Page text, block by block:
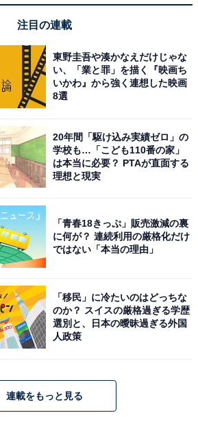
に2.5分を4回」など、短時間で回数
しています。
ムを正しく使う
られている24時間換気システム。
に1度、家の空気が入れ替わるよう
節約のためにとオフにしてしまう
すめ、とのことです。
できる新型エアコン「エオリア LX
乾燥や冷えを抑えた「しっとり冷
と電気代が……！ エアコンの“暖
5つのポイント
注目の連載
東野圭吾や湊かなえだけじゃな
い、「業と罪」を描く『映画ち
いかわ』から強く連想した映画
8選
20年間「駆け込み実績ゼロ」の
学校も…「こども110番の家」
は本当に必要？ PTAが直面する
理想と現実
「青春18きっぷ」販売激減の裏
に何が？ 連続利用の厳格化だけ
ではない「本当の理由」
「移民」に冷たいのはどっちな
のか？ スイスの厳格過ぎる学歴
選別と、日本の曖昧過ぎる外国
人政策
連載をもっと見る